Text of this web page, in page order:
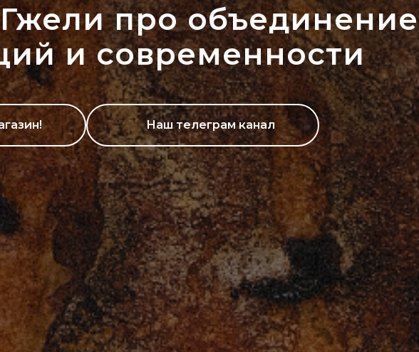
про объединение
и современности
Наш телеграм канал